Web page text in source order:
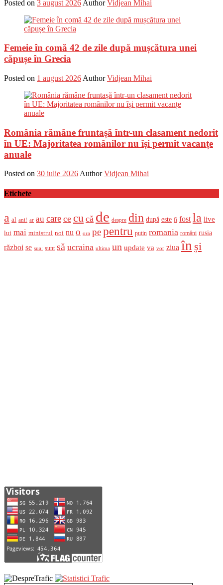
Posted on 3 august 2026 Author Vidjean Mihai
Femeie în comă 42 de zile după mușcătura unei
căpușe în Grecia
Posted on 1 august 2026 Author Vidjean Mihai
România rămâne fruntașă într-un clasament nedorit
în UE: Majoritatea românilor nu își permit vacanțe
anuale
Posted on 30 iulie 2026 Author Vidjean Mihai
Etichete
a al ani! ar au care ce cu că de despre din după este fi fost la live
lui mai ministrul noi nu o ora pepentru putin romania români rusia
război se sua: sunt să ucraina ultima un update va vor ziua în și